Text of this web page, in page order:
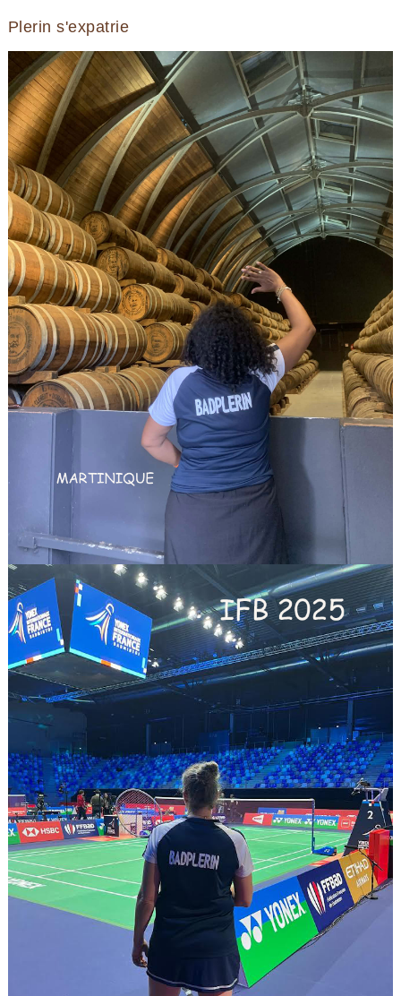
Plerin s'expatrie